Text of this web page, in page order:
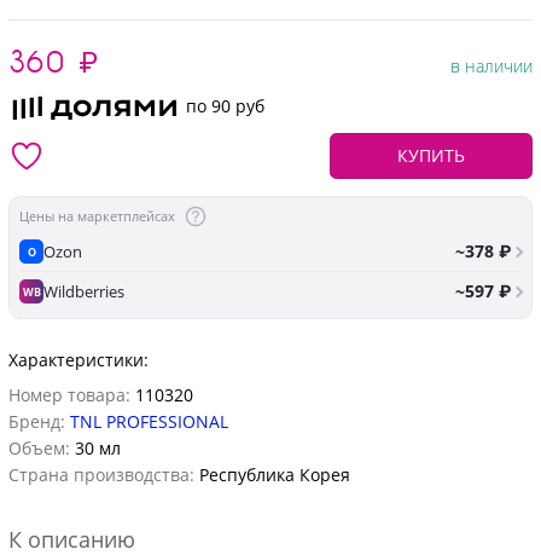
360 ₽
в наличии
по 90 руб
КУПИТЬ
Цены на маркетплейсах
O Ozon ~378 ₽
WBWildberries ~597 ₽
Характеристики:
Номер товара: 110320
Бренд: TNL PROFESSIONAL
Объем: 30 мл
Страна производства: Республика Корея
К описанию